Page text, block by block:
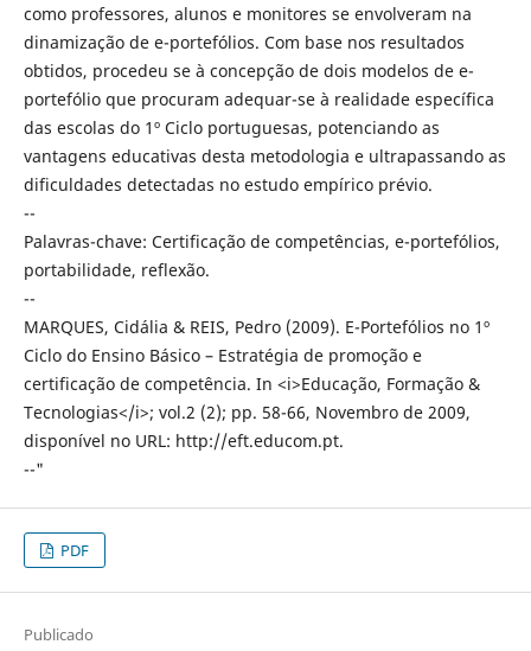
como professores, alunos e monitores se envolveram na
dinamização de e-portefólios. Com base nos resultados
obtidos, procedeu se à concepção de dois modelos de e-
portefólio que procuram adequar-se à realidade específica
das escolas do 1º Ciclo portuguesas, potenciando as
vantagens educativas desta metodologia e ultrapassando as
dificuldades detectadas no estudo empírico prévio.
--
Palavras-chave: Certificação de competências, e-portefólios,
portabilidade, reflexão.
--
MARQUES, Cidália & REIS, Pedro (2009). E-Portefólios no 1º
Ciclo do Ensino Básico – Estratégia de promoção e
certificação de competência. In <i>Educação, Formação &
Tecnologias</i>; vol.2 (2); pp. 58-66, Novembro de 2009,
disponível no URL: http://eft.educom.pt.
--"
PDF
Publicado